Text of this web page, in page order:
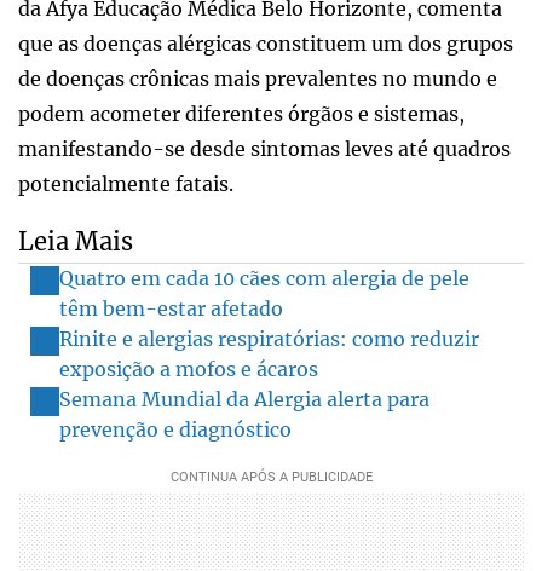
da Afya Educação Médica Belo Horizonte, comenta
que as doenças alérgicas constituem um dos grupos
de doenças crônicas mais prevalentes no mundo e
podem acometer diferentes órgãos e sistemas,
manifestando-se desde sintomas leves até quadros
potencialmente fatais.
Leia Mais
Quatro em cada 10 cães com alergia de pele
têm bem-estar afetado
Rinite e alergias respiratórias: como reduzir
exposição a mofos e ácaros
Semana Mundial da Alergia alerta para
prevenção e diagnóstico